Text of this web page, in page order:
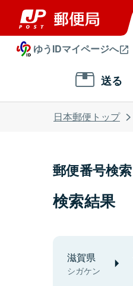
ゆうIDマイページへ
送る
日本郵便トップ
郵便番号検索
検索結果
滋賀県
シガケン